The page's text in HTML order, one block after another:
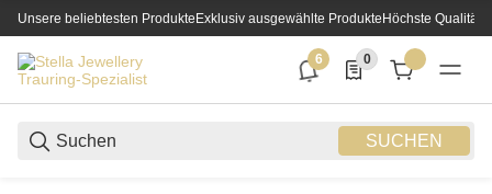
Unsere beliebtesten ProdukteExklusiv ausgewählte ProdukteHöchste Qualität
SUCHEN
6
6 neue Notifizierungen
0
0 Produkte in der